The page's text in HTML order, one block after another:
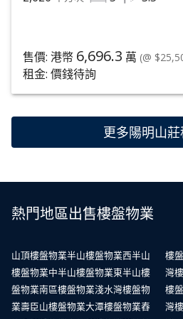
售價: 港幣 6,696.3 萬 (@
租金: 價錢待詢
更多陽明山
熱門地區出售樓盤物業
山頂樓盤物業半山樓盤物業西半山
樓盤物業中半山樓盤物業東半山樓
盤物業南區樓盤物業淺水灣樓盤物
業壽臣山樓盤物業大潭樓盤物業舂
樓
灣
樓
灣